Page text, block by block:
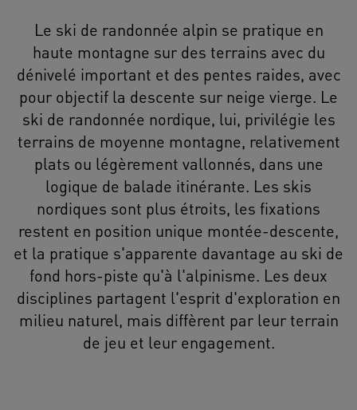
Le ski de randonnée alpin se pratique en
haute montagne sur des terrains avec du
dénivelé important et des pentes raides, avec
pour objectif la descente sur neige vierge. Le
ski de randonnée nordique, lui, privilégie les
terrains de moyenne montagne, relativement
plats ou légèrement vallonnés, dans une
logique de balade itinérante. Les skis
nordiques sont plus étroits, les fixations
restent en position unique montée-descente,
et la pratique s'apparente davantage au ski de
fond hors-piste qu'à l'alpinisme. Les deux
disciplines partagent l'esprit d'exploration en
milieu naturel, mais diffèrent par leur terrain
de jeu et leur engagement.